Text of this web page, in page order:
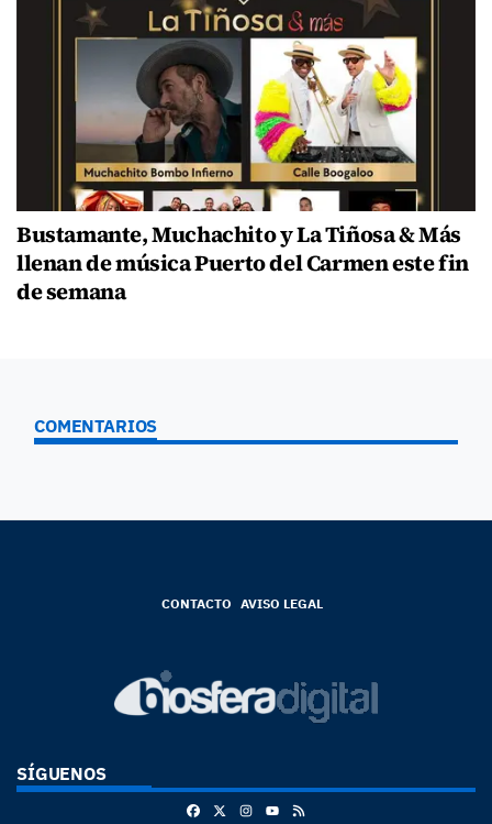
Bustamante, Muchachito y La Tiñosa & Más
llenan de música Puerto del Carmen este fin
de semana
COMENTARIOS
CONTACTO AVISO LEGAL
SÍGUENOS
FacebookInstagram